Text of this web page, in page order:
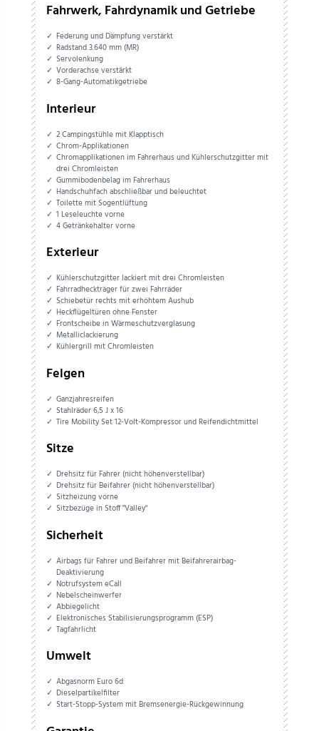
Fahrwerk, Fahrdynamik und Getriebe
Federung und Dämpfung verstärkt
Radstand 3.640 mm (MR)
Servolenkung
Vorderachse verstärkt
8-Gang-Automatikgetriebe
Interieur
2 Campingstühle mit Klapptisch
Chrom-Applikationen
Chromapplikationen im Fahrerhaus und Kühlerschutzgitter mit
drei Chromleisten
Gummibodenbelag im Fahrerhaus
Handschuhfach abschließbar und beleuchtet
Toilette mit Sogentlüftung
1 Leseleuchte vorne
4 Getränkehalter vorne
Exterieur
Kühlerschutzgitter lackiert mit drei Chromleisten
Fahrradheckträger für zwei Fahrräder
Schiebetür rechts mit erhöhtem Aushub
Heckflügeltüren ohne Fenster
Frontscheibe in Wärmeschutzverglasung
Metalliclackierung
Kühlergrill mit Chromleisten
Felgen
Ganzjahresreifen
Stahlräder 6,5 J x 16
Tire Mobility Set 12-Volt-Kompressor und Reifendichtmittel
Sitze
Drehsitz für Fahrer (nicht höhenverstellbar)
Drehsitz für Beifahrer (nicht höhenverstellbar)
Sitzheizung vorne
Sitzbezüge in Stoff "Valley"
Sicherheit
Airbags für Fahrer und Beifahrer mit Beifahrerairbag-
Deaktivierung
Notrufsystem eCall
Nebelscheinwerfer
Abbiegelicht
Elektronisches Stabilisierungsprogramm (ESP)
Tagfahrlicht
Umwelt
Abgasnorm Euro 6d
Dieselpartikelfilter
Start-Stopp-System mit Bremsenergie-Rückgewinnung